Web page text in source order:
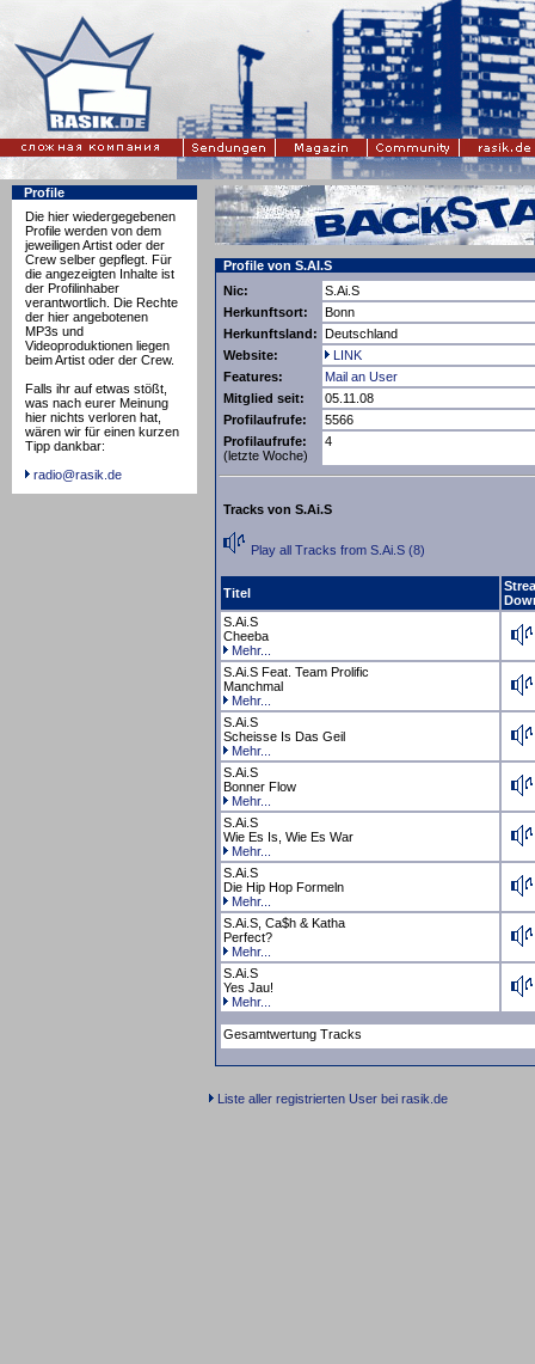
Profile
Die hier wiedergegebenen
Profile werden von dem
jeweiligen Artist oder der
Crew selber gepflegt. Für
die angezeigten Inhalte ist
der Profilinhaber
verantwortlich. Die Rechte
der hier angebotenen
MP3s und
Videoproduktionen liegen
beim Artist oder der Crew.
Falls ihr auf etwas stößt,
was nach eurer Meinung
hier nichts verloren hat,
wären wir für einen kurzen
Tipp dankbar:
radio@rasik.de
Profile von S.AI.S
Nic:
S.Ai.S
Herkunftsort:
Bonn
Herkunftsland: Deutschland
Website:
LINK
Features:
Mail an User
Mitglied seit:
05.11.08
Profilaufrufe:
5566
Profilaufrufe:
(letzte Woche)
4
Tracks von S.Ai.S
Play all Tracks from S.Ai.S (8)
Titel
S.Ai.S
Cheeba
Mehr...
S.Ai.S Feat. Team Prolific
Manchmal
Mehr...
S.Ai.S
Scheisse Is Das Geil
Mehr...
S.Ai.S
Bonner Flow
Mehr...
S.Ai.S
Wie Es Is, Wie Es War
Mehr...
S.Ai.S
Die Hip Hop Formeln
Mehr...
S.Ai.S, Ca$h & Katha
Perfect?
Mehr...
S.Ai.S
Yes Jau!
Mehr...
Gesamtwertung Tracks
Liste aller registrierten User bei rasik.de